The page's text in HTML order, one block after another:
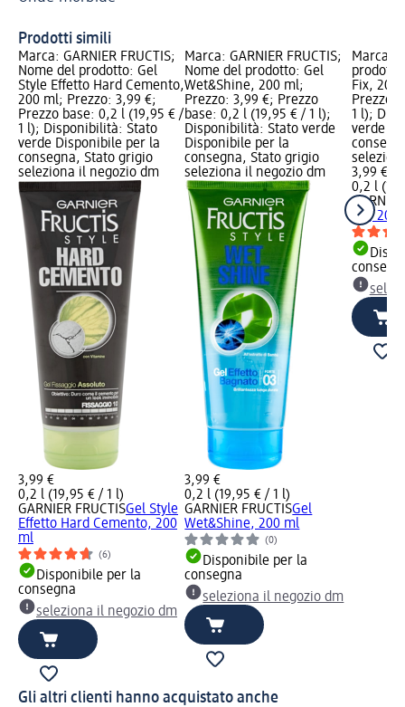
Prodotti simili
Marca: GARNIER FRUCTIS;
Nome del prodotto: Gel
Style Effetto Hard Cemento,
200 ml; Prezzo: 3,99 €;
Prezzo base: 0,2 l (19,95 € /
1 l); Disponibilità: Stato
verde Disponibile per la
consegna, Stato grigio
seleziona il negozio dm
3,99 €
0,2 l (19,95 € / 1 l)
GARNIER FRUCTISGel Style
Effetto Hard Cemento, 200
ml
(6)
Disponibile per la
consegna
seleziona il negozio dm
Marca: GARNIER FRUCTIS;
Nome del prodotto: Gel
Wet&Shine, 200 ml;
Prezzo: 3,99 €; Prezzo
base: 0,2 l (19,95 € / 1 l);
Disponibilità: Stato verde
Disponibile per la
consegna, Stato grigio
seleziona il negozio dm
3,99 €
0,2 l (19,95 € / 1 l)
GARNIER FRUCTISGel
Wet&Shine, 200 ml
(0)
Disponibile per la
consegna
seleziona il negozio dm
Marca:
Fix, 200
Prezzo
1 l);
verde
3,99 €
0,2 l
GARNIER
Fix, 200
Gli altri clienti hanno acquistato anche